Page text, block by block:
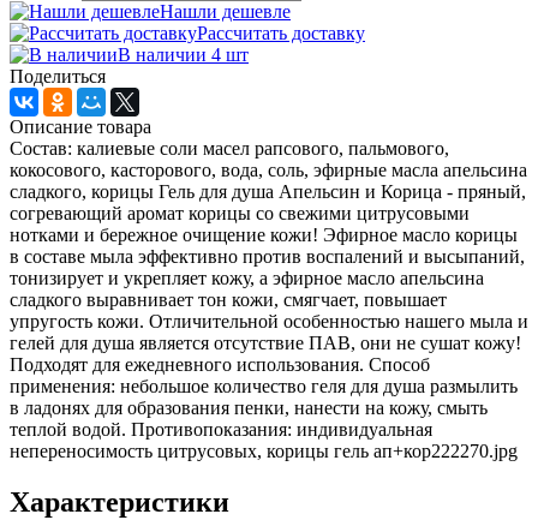
Нашли дешевле
Рассчитать доставку
В наличии 4 шт
Поделиться
Описание товара
Состав: калиевые соли масел рапсового, пальмового,
кокосового, касторового, вода, соль, эфирные масла апельсина
сладкого, корицы Гель для душа Апельсин и Корица - пряный,
согревающий аромат корицы со свежими цитрусовыми
нотками и бережное очищение кожи! Эфирное масло корицы
в составе мыла эффективно против воспалений и высыпаний,
тонизирует и укрепляет кожу, а эфирное масло апельсина
сладкого выравнивает тон кожи, смягчает, повышает
упругость кожи. Отличительной особенностью нашего мыла и
гелей для душа является отсутствие ПАВ, они не сушат кожу!
Подходят для ежедневного использования. Способ
применения: небольшое количество геля для душа размылить
в ладонях для образования пенки, нанести на кожу, смыть
теплой водой. Противопоказания: индивидуальная
непереносимость цитрусовых, корицы гель ап+кор222270.jpg
Характеристики